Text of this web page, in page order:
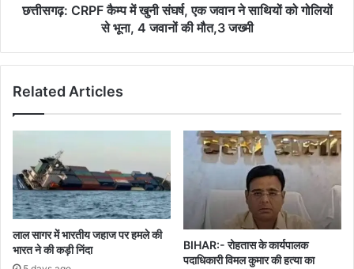
साथियों
4
छत्तीसगढ़: CRPF कैम्प में खुनी संघर्ष, एक जवान ने साथियों को गोलियों
से भूना, 4 जवानों की मौत,3 जख्मी
Related Articles
लाल सागर में भारतीय जहाज पर हमले की
भारत ने की कड़ी निंदा
BIHAR:- रोहतास के कार्यपालक
पदाधिकारी विमल कुमार की हत्या का